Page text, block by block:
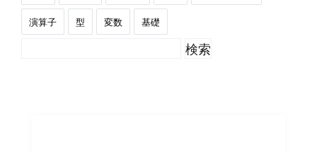
演算子 型 変数 基礎